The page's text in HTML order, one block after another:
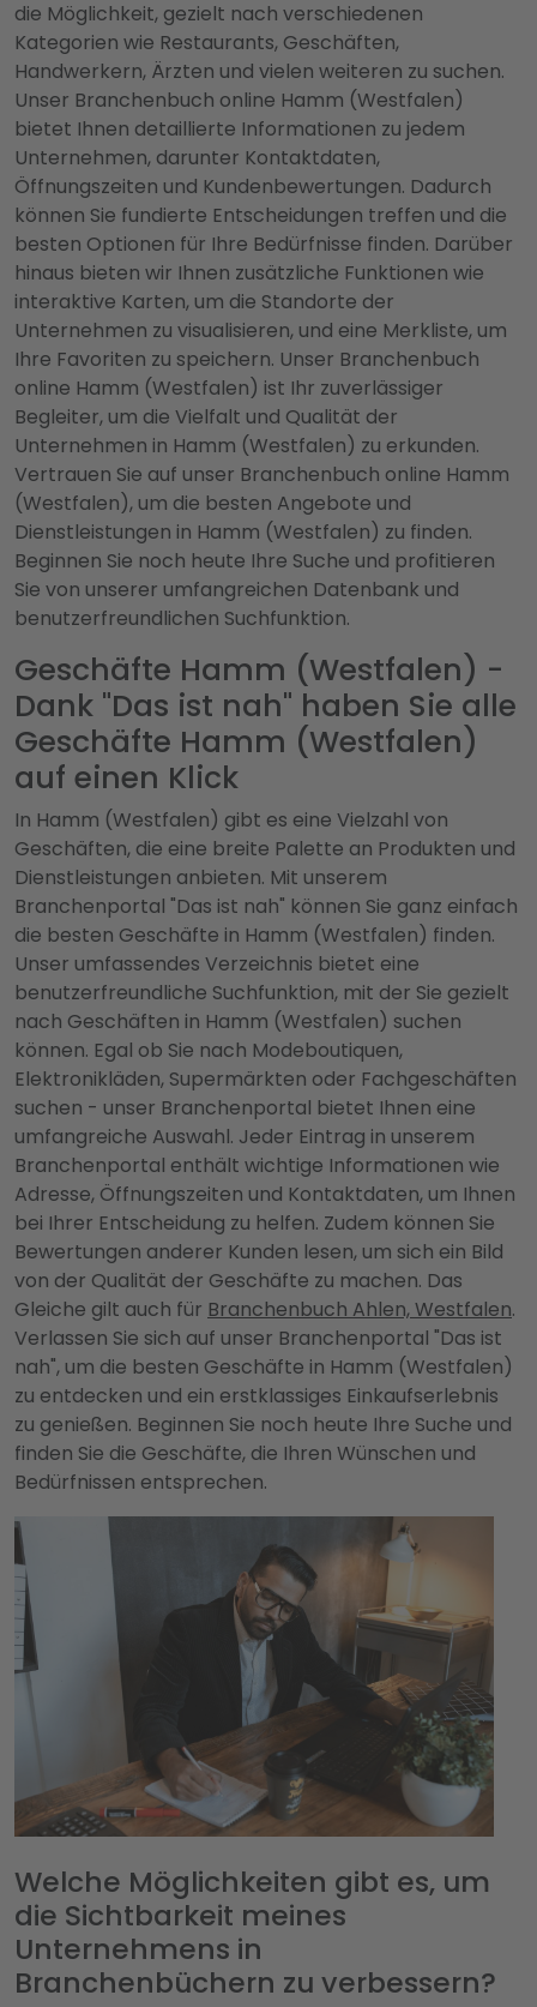
die Möglichkeit, gezielt nach verschiedenen
Kategorien wie Restaurants, Geschäften,
Handwerkern, Ärzten und vielen weiteren zu suchen.
Unser Branchenbuch online Hamm (Westfalen)
bietet Ihnen detaillierte Informationen zu jedem
Unternehmen, darunter Kontaktdaten,
Öffnungszeiten und Kundenbewertungen. Dadurch
können Sie fundierte Entscheidungen treffen und die
besten Optionen für Ihre Bedürfnisse finden. Darüber
hinaus bieten wir Ihnen zusätzliche Funktionen wie
interaktive Karten, um die Standorte der
Unternehmen zu visualisieren, und eine Merkliste, um
Ihre Favoriten zu speichern. Unser Branchenbuch
online Hamm (Westfalen) ist Ihr zuverlässiger
Begleiter, um die Vielfalt und Qualität der
Unternehmen in Hamm (Westfalen) zu erkunden.
Vertrauen Sie auf unser Branchenbuch online Hamm
(Westfalen), um die besten Angebote und
Dienstleistungen in Hamm (Westfalen) zu finden.
Beginnen Sie noch heute Ihre Suche und profitieren
Sie von unserer umfangreichen Datenbank und
benutzerfreundlichen Suchfunktion.
Geschäfte Hamm (Westfalen) -
Dank "Das ist nah" haben Sie alle
Geschäfte Hamm (Westfalen)
auf einen Klick
In Hamm (Westfalen) gibt es eine Vielzahl von
Geschäften, die eine breite Palette an Produkten und
Dienstleistungen anbieten. Mit unserem
Branchenportal "Das ist nah" können Sie ganz einfach
die besten Geschäfte in Hamm (Westfalen) finden.
Unser umfassendes Verzeichnis bietet eine
benutzerfreundliche Suchfunktion, mit der Sie gezielt
nach Geschäften in Hamm (Westfalen) suchen
können. Egal ob Sie nach Modeboutiquen,
Elektronikläden, Supermärkten oder Fachgeschäften
suchen - unser Branchenportal bietet Ihnen eine
umfangreiche Auswahl. Jeder Eintrag in unserem
Branchenportal enthält wichtige Informationen wie
Adresse, Öffnungszeiten und Kontaktdaten, um Ihnen
bei Ihrer Entscheidung zu helfen. Zudem können Sie
Bewertungen anderer Kunden lesen, um sich ein Bild
von der Qualität der Geschäfte zu machen. Das
Gleiche gilt auch für Branchenbuch Ahlen, Westfalen.
Verlassen Sie sich auf unser Branchenportal "Das ist
nah", um die besten Geschäfte in Hamm (Westfalen)
zu entdecken und ein erstklassiges Einkaufserlebnis
zu genießen. Beginnen Sie noch heute Ihre Suche und
finden Sie die Geschäfte, die Ihren Wünschen und
Bedürfnissen entsprechen.
Welche Möglichkeiten gibt es, um
die Sichtbarkeit meines
Unternehmens in
Branchenbüchern zu verbessern?